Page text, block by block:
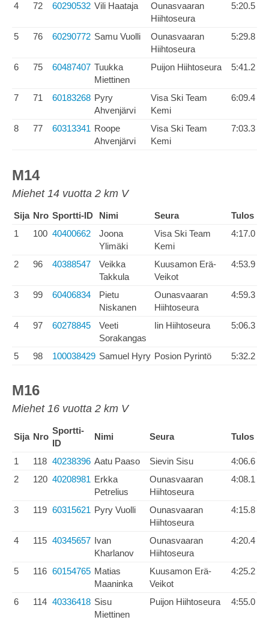
4
72 60290532 Vili Haataja
Ounasvaaran
Hiihtoseura
5:20.5
5 76 60290772 Samu Vuolli
Ounasvaaran
Hiihtoseura
5:29.8
6 75 60487407 Tuukka
Miettinen
Puijon Hiihtoseura 5:41.2
7 71 60183268 Pyry
Ahvenjärvi
Visa Ski Team
Kemi
6:09.4
8 77 60313341 Roope
Ahvenjärvi
Visa Ski Team
Kemi
7:03.3
M14
Miehet 14 vuotta 2 km V
Sija Nro Sportti-ID Nimi Seura
Tulos
1
100 40400662
Joona
Ylimäki
Visa Ski Team
Kemi
4:17.0
2 96 40388547
Veikka
Takkula
Kuusamon Erä-
Veikot
4:53.9
3 99 60406834
Pietu
Niskanen
Ounasvaaran
Hiihtoseura
4:59.3
4 97 60278845
Veeti
Sorakangas
Iin Hiihtoseura 5:06.3
5 98 100038429 Samuel Hyry Posion Pyrintö 5:32.2
M16
Miehet 16 vuotta 2 km V
Sija Nro
Sportti-
ID
Nimi Seura Tulos
1 118 40238396 Aatu Paaso Sievin Sisu
4:06.6
2
120 40208981 Erkka
Petrelius
Ounasvaaran
Hiihtoseura
4:08.1
3 119 60315621 Pyry Vuolli
Ounasvaaran
Hiihtoseura
4:15.8
4 115 40345657 Ivan
Kharlanov
Ounasvaaran
Hiihtoseura
4:20.4
5 116 60154765 Matias
Maaninka
Kuusamon Erä-
Veikot
4:25.2
6 114 40336418 Sisu
Miettinen
Puijon Hiihtoseura 4:55.0